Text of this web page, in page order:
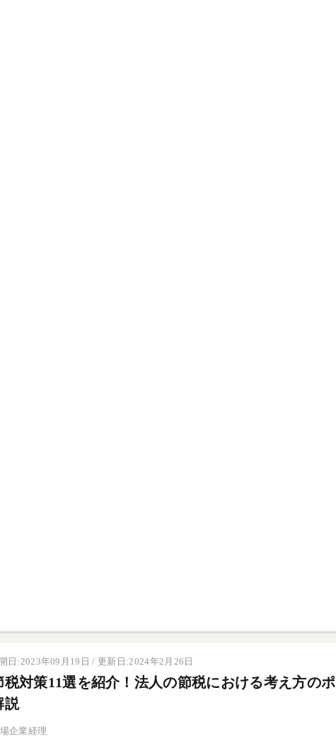
日:2023年09月19日 / 更新日:2024年2月26日
税対策11選を紹介！法人の節税における考え方のポ
説
企業経理